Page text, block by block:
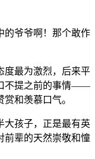
的爷爷啊！那个敢作
度最为激烈，后来平
不提之前的事情——
和羡慕口气。
大孩子，正是最有英
前辈的天然崇敬和憧